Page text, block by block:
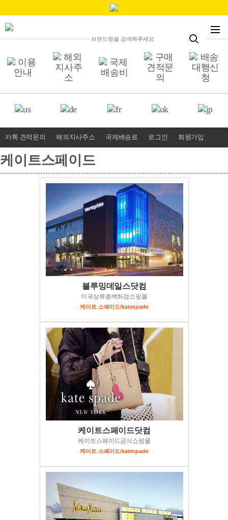
카톡 견적문의 해외지사주소 국제배송료 로그인 회원가입
케이트스페이드
블루밍데일스닷컴
미국상류층백화점쇼핑몰
케이트 스페이드/katespade
케이트스페이드닷컴
케이트스페이드공식쇼핑몰
케이트 스페이드/katespade